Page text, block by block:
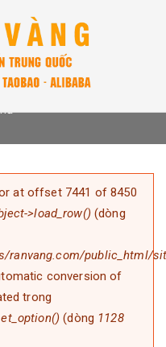
TRUNG QUỐC
at offset 7441 of 8450
>load_row() (dòng
ranvang.com/public_html/
conversion of
trong
(dòng 1128